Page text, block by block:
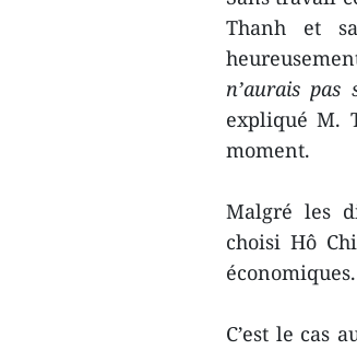
Thanh et
n’aurais
expliqué M.
moment.
Malgré les
choisi Hô
économiques.
C’est le cas